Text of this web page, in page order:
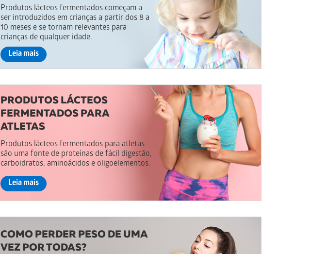
Produtos lácteos fermentados começam a
ser introduzidos em crianças a partir dos 8 a
10 meses e se tornam relevantes para
crianças de qualquer idade.
Leia mais
PRODUTOS LÁCTEOS
FERMENTADOS PARA
ATLETAS
Produtos lácteos fermentados para atletas
são uma fonte de proteínas de fácil digestão,
carboidratos, aminoácidos e oligoelementos.
Leia mais
COMO PERDER PESO DE UMA
VEZ POR TODAS?